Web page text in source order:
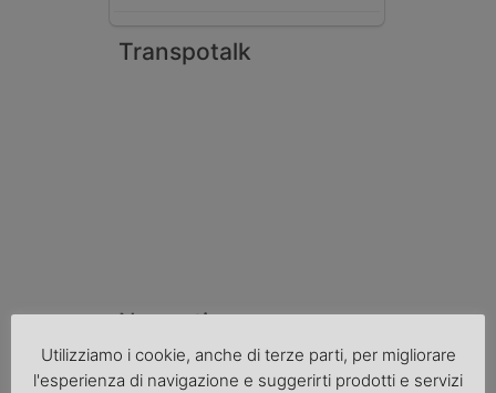
Transpotalk
Normativa
La riforma del Codice della Strada punta
sull’autotrasporto
Utilizziamo i cookie, anche di terze parti, per migliorare
l'esperienza di navigazione e suggerirti prodotti e servizi